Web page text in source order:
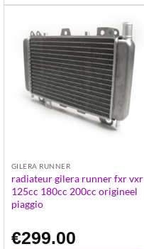
GILERA RUNNER
radiateur gilera runner fxr vxr
125cc 180cc 200cc origineel
piaggio
€299.00